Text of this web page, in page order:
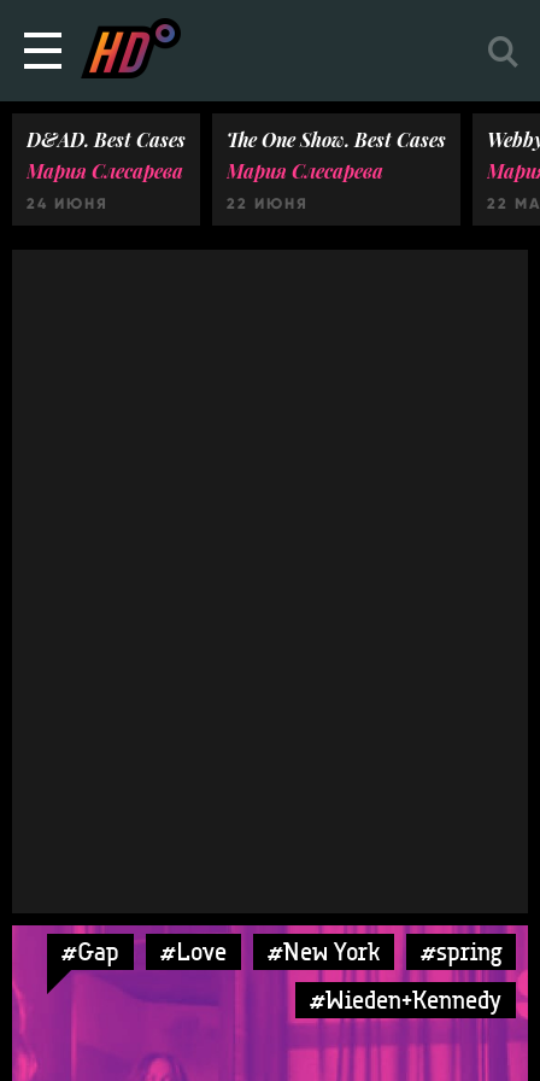
D&AD. Best Cases
Мария Слесарева
24 ИЮНЯ
The One Show. Best Cases
Мария Слесарева
22 ИЮНЯ 22
#Gap #Love #New York
#spring
#Wieden+Kennedy